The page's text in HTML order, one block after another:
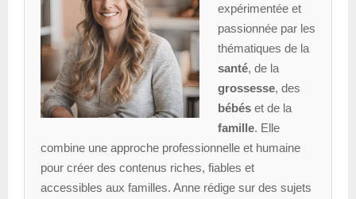
expérimentée et
passionnée par les
thématiques de la
santé, de la
grossesse, des
bébéset de la
famille. Elle
combine une approche professionnelle et humaine
pour créer des contenus riches, fiables et
accessibles aux familles. Anne rédige sur des sujets